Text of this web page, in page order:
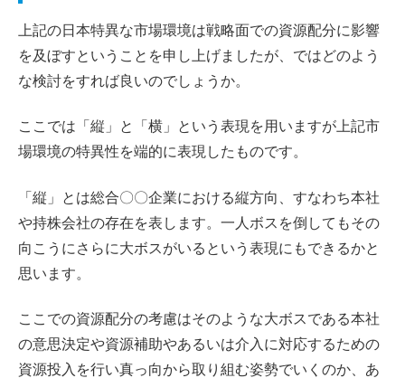
上記の日本特異な市場環境は戦略面での資源配分に影響
を及ぼすということを申し上げましたが、ではどのよう
な検討をすれば良いのでしょうか。
ここでは「縦」と「横」という表現を用いますが上記市
場環境の特異性を端的に表現したものです。
「縦」とは総合〇〇企業における縦方向、すなわち本社
や持株会社の存在を表します。一人ボスを倒してもその
向こうにさらに大ボスがいるという表現にもできるかと
思います。
ここでの資源配分の考慮はそのような大ボスである本社
の意思決定や資源補助やあるいは介入に対応するための
資源投入を行い真っ向から取り組む姿勢でいくのか、あ